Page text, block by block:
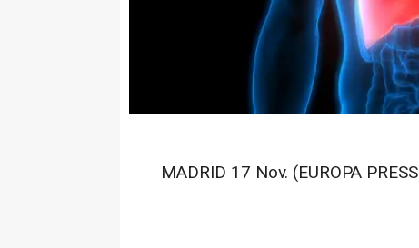
MADRID 17 Nov. (EUROPA